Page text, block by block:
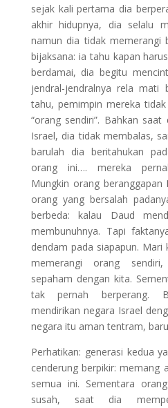
sejak kali pertama dia
akhir hidupnya, dia selalu
namun dia tidak memerangi
bijaksana: ia tahu kapan
berdamai, dia begitu
jendral-jendralnya rela mati
tahu, pemimpin mereka
“orang sendiri”. Bahkan
Israel, dia tidak membalas,
barulah dia beritahukan
orang ini…. mereka
Mungkin orang
orang yang bersalah
berbeda: kalau Daud
membunuhnya. Tapi
dendam pada siapapun.
memerangi orang
sepaham dengan kita.
tak pernah berperang.
mendirikan negara Israel
negara itu aman tentram,
Perhatikan: generasi kedua
cenderung berpikir: memang
semua ini. Sementara
susah, saat dia